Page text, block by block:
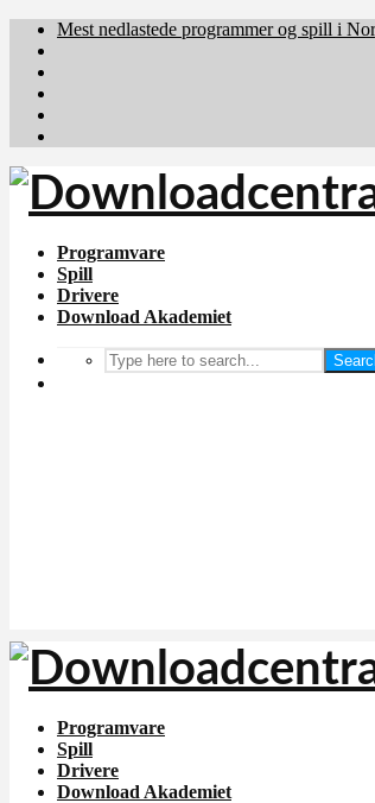
Mest nedlastede programmer og spill i
Programvare
Spill
Drivere
Download Akademiet
Programvare
Spill
Drivere
Download Akademiet